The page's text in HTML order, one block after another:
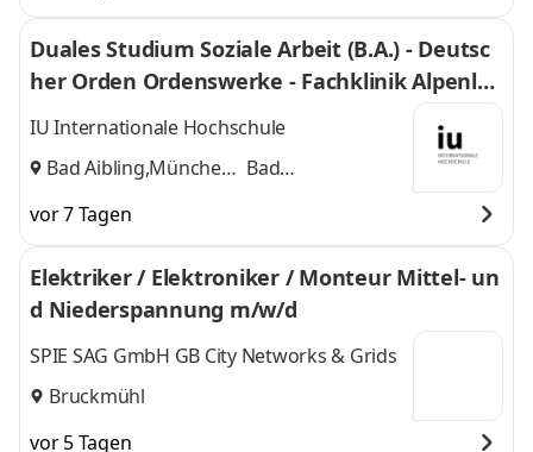
Duales Studium Soziale Arbeit (B.A.) - Deutsc
her Orden Ordenswerke - Fachklinik Alpenla
nd
IU Internationale Hochschule
Bad Aibling,München Bad
vor 7 Tagen
Elektriker / Elektroniker / Monteur Mittel- un
d Niederspannung m/w/d
SPIE SAG GmbH GB City Networks & Grids
Bruckmühl
vor 5 Tagen